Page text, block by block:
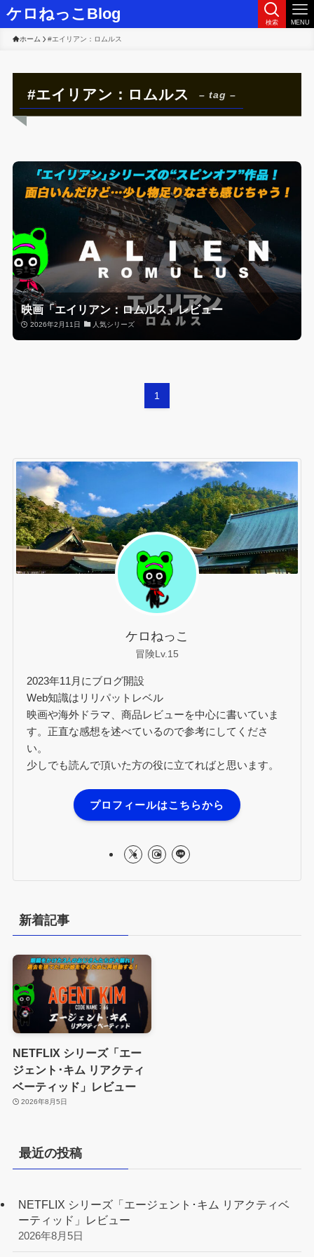
ケロねっこBlog 検索 MENU
ホーム #エイリアン：ロムルス
#エイリアン：ロムルス – tag –
映画「エイリアン：ロムルス」レビュー
2026年2月11日 人気シリーズ
1
ケロねっこ
冒険Lv.15
2023年11月にブログ開設
Web知識はリリパットレベル
映画や海外ドラマ、商品レビューを中心に書いていま
す。正直な感想を述べているので参考にしてくださ
い。
少しでも読んで頂いた方の役に立てればと思います。
プロフィールはこちらから
新着記事
NETFLIX シリーズ「エー
ジェント･キム リアクティ
ベーティッド」レビュー
2026年8月5日
最近の投稿
NETFLIX シリーズ「エージェント･キム リアクティベ
ーティッド」レビュー
2026年8月5日